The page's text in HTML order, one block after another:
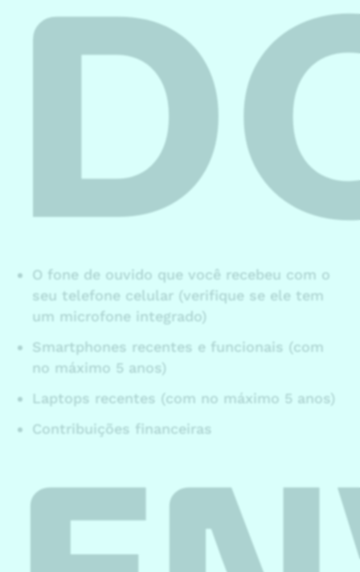
O fone de ouvido que você recebeu com o
seu telefone celular (verifique se ele tem
um microfone integrado)
Smartphones recentes e funcionais (com
no máximo 5 anos)
Laptops recentes (com no máximo 5 anos)
Contribuições financeiras